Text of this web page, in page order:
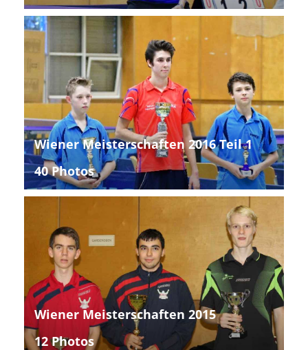
Wiener Meisterschaften 2016 Teil 1
40 Photos
Wiener Meisterschaften 2015
12 Photos